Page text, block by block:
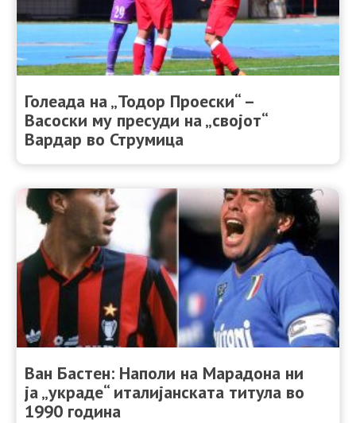
Голеада на „Тодор Проески“ –
Васоски му пресуди на „својот“
Вардар во Струмица
Ван Бастен: Наполи на Марадона ни
ја „украде“ италијанската титула во
1990 година